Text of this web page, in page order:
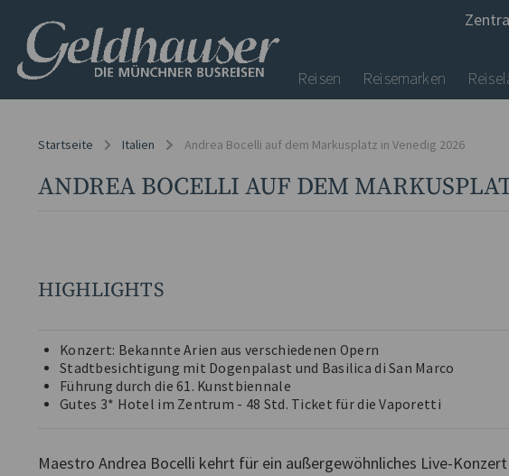
Reisen Reisemarken
Startseite Italien Andrea Bocelli auf dem Markusplatz in Venedig 2026
ANDREA BOCELLI AUF DEM
HIGHLIGHTS
Konzert: Bekannte Arien aus verschiedenen Opern
Stadtbesichtigung mit Dogenpalast und Basilica di San Marco
Führung durch die 61. Kunstbiennale
Gutes 3* Hotel im Zentrum - 48 Std. Ticket für die Vaporetti
Maestro Andrea Bocelli kehrt für ein außergewöhnliches Live-